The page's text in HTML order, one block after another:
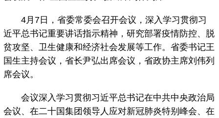
4月7日，省委常委会召开会议，深入学习贯彻习
近平总书记重要讲话指示精神，研究部署疫情防控、脱
贫攻坚、卫生健康和经济社会发展等工作。省委书记王
国生主持会议，省长尹弘出席会议，省政协主席刘伟列
席会议。
会议深入学习贯彻习近平总书记在中共中央政治局
会议、在二十国集团领导人应对新冠肺炎特别峰会、在